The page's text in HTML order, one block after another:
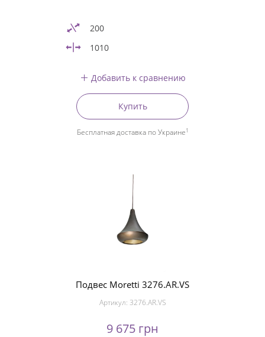
200
1010
Добавить к сравнению
Купить
Бесплатная доставка по Украине1
Подвес Moretti 3276.AR.VS
Артикул: 3276.AR.VS
9 675 грн